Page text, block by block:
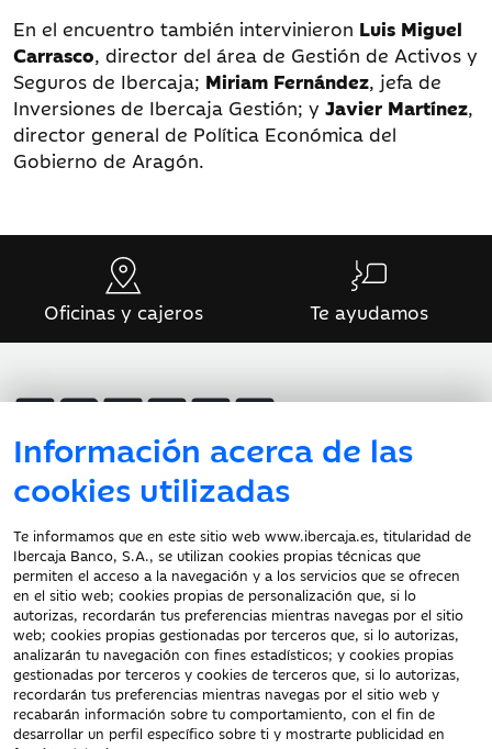
En el encuentro también intervinieron Luis Miguel
Carrasco, director del área de Gestión de Activos y
Seguros de Ibercaja; Miriam Fernández, jefa de
Inversiones de Ibercaja Gestión; y Javier Martínez,
director general de Política Económica del
Gobierno de Aragón.
Información acerca de las
cookies utilizadas
Te informamos que en este sitio web www.ibercaja.es, titularidad de
Ibercaja Banco, S.A., se utilizan cookies propias técnicas que
permiten el acceso a la navegación y a los servicios que se ofrecen
en el sitio web; cookies propias de personalización que, si lo
autorizas, recordarán tus preferencias mientras navegas por el sitio
web; cookies propias gestionadas por terceros que, si lo autorizas,
analizarán tu navegación con fines estadísticos; y cookies propias
gestionadas por terceros y cookies de terceros que, si lo autorizas,
recordarán tus preferencias mientras navegas por el sitio web y
recabarán información sobre tu comportamiento, con el fin de
desarrollar un perfil específico sobre ti y mostrarte publicidad en
Oficinas y cajeros Te ayudamos
Atención al cliente
Documentación a clientes
Aviso Legal
Protección datos
personales
Tarifas y Cotizaciones
Tablón de Anuncios
Política de cookies